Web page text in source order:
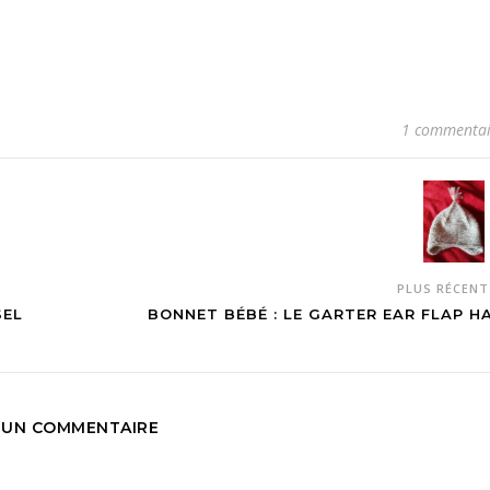
1
PLUS RÉCENT
BONNET BÉBÉ : LE GARTER EAR FLAP
UN COMMENTAIRE